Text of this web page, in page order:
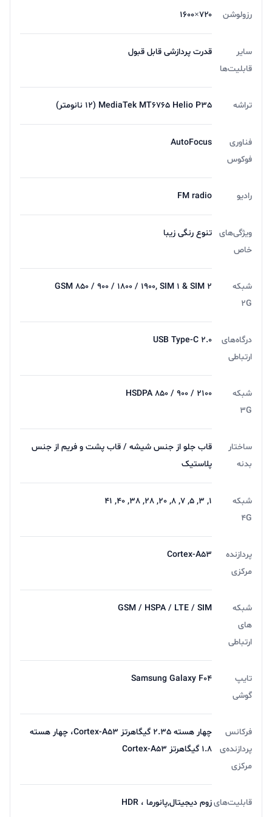
رزولوشن ۷۲۰×۱۶۰۰
سایر
قابلیت‌ها
قدرت پردازشی قابل قبول
تراشه MediaTek MT6765 Helio P35 (12 نانومتر)
فناوری
فوکوس
AutoFocus
رادیو FM radio
ویژگی‌های
خاص
تنوع رنگی زیبا
شبکه
2G
GSM 850 / 900 / 1800 / 1900, SIM 1 & SIM 2
درگاه‌های
ارتباطی
USB Type-C ۲.۰
شبکه
3G
HSDPA 850 / 900 / 2100
ساختار
بدنه
قاب جلو از جنس شیشه / قاب پشت و فریم از جنس
پلاستیک
شبکه
4G
1, 3, 5, 7, 8, 20, 28, 38, 40, 41
پردازنده
مرکزی
Cortex-A53
شبکه
های
ارتباطی
GSM / HSPA / LTE / SIM
تایپ
گوشی
Samsung Galaxy F04
فرکانس
پردازنده‌ی
مرکزی
چهار هسته 2.35 گیگاهرتز Cortex-A53، چهار هسته
1.8 گیگاهرتز Cortex-A53
قابلیت‌هایزوم دیجیتال,پانورما ، HDR